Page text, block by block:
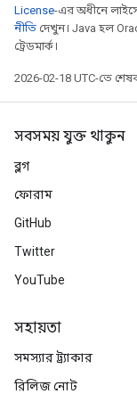
License-এর অধীনে
নীতি দেখুন। Java হল
ট্রেডমার্ক।
2026-02-18 UTC-তে
সবসময় যুক্ত থাকুন
ব্লগ
ফোরাম
GitHub
Twitter
YouTube
সহায়তা
সমস্যার ট্র্যাকার
রিলিজ নোট